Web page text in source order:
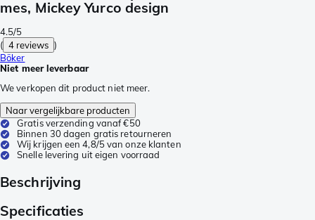
mes, Mickey Yurco design
4.5/5
( 4 reviews )
Böker
Niet meer leverbaar
We verkopen dit product niet meer.
Naar vergelijkbare producten
Gratis verzending vanaf €50
Binnen 30 dagen gratis retourneren
Wij krijgen een 4,8/5 van onze klanten
Snelle levering uit eigen voorraad
Beschrijving
Specificaties